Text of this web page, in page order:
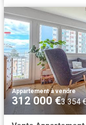
Appartement·à vendre
312 000 €3 354